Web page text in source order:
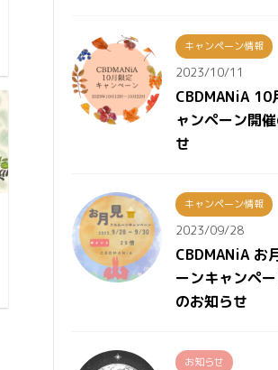
キャンペーン情報
2023/10/11
CBDMANiA 10
ャンペーン開
せ
キャンペーン情報
2023/09/28
CBDMANiA お
ーンキャンペ
のお知らせ
お知らせ